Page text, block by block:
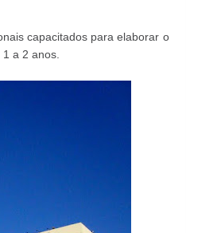
capacitados para elaborar o
a 2 anos.